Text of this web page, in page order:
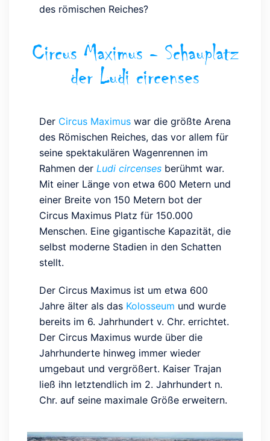
des römischen Reiches?
Circus Maximus - Schauplatz
der Ludi circenses
Der Circus Maximus war die größte Arena
des Römischen Reiches, das vor allem für
seine spektakulären Wagenrennen im
Rahmen der Ludi circenses berühmt war.
Mit einer Länge von etwa 600 Metern und
einer Breite von 150 Metern bot der
Circus Maximus Platz für 150.000
Menschen. Eine gigantische Kapazität, die
selbst moderne Stadien in den Schatten
stellt.
Der Circus Maximus ist um etwa 600
Jahre älter als das Kolosseum und wurde
bereits im 6. Jahrhundert v. Chr. errichtet.
Der Circus Maximus wurde über die
Jahrhunderte hinweg immer wieder
umgebaut und vergrößert. Kaiser Trajan
ließ ihn letztendlich im 2. Jahrhundert n.
Chr. auf seine maximale Größe erweitern.